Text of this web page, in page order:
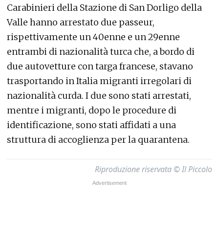
Carabinieri della Stazione di San Dorligo della
Valle hanno arrestato due passeur,
rispettivamente un 40enne e un 29enne
entrambi di nazionalità turca che, a bordo di
due autovetture con targa francese, stavano
trasportando in Italia migranti irregolari di
nazionalità curda. I due sono stati arrestati,
mentre i migranti, dopo le procedure di
identificazione, sono stati affidati a una
struttura di accoglienza per la quarantena.
Riproduzione riservata © Il Piccolo